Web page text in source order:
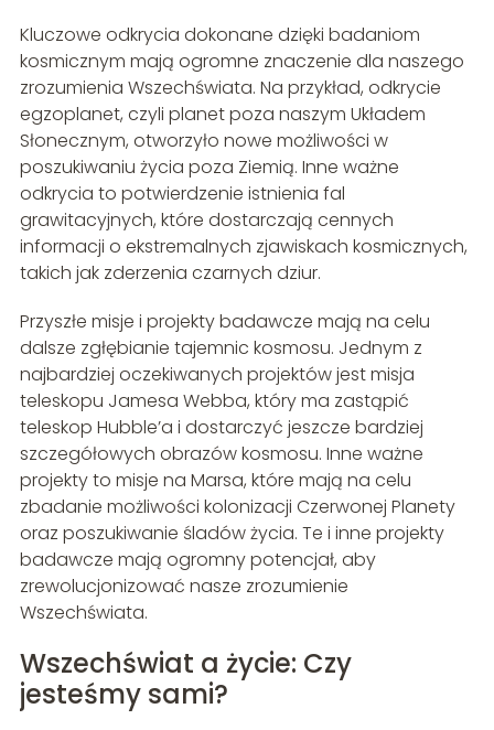
Kluczowe odkrycia dokonane dzięki badaniom
kosmicznym mają ogromne znaczenie dla naszego
zrozumienia Wszechświata. Na przykład, odkrycie
egzoplanet, czyli planet poza naszym Układem
Słonecznym, otworzyło nowe możliwości w
poszukiwaniu życia poza Ziemią. Inne ważne
odkrycia to potwierdzenie istnienia fal
grawitacyjnych, które dostarczają cennych
informacji o ekstremalnych zjawiskach kosmicznych,
takich jak zderzenia czarnych dziur.
Przyszłe misje i projekty badawcze mają na celu
dalsze zgłębianie tajemnic kosmosu. Jednym z
najbardziej oczekiwanych projektów jest misja
teleskopu Jamesa Webba, który ma zastąpić
teleskop Hubble’a i dostarczyć jeszcze bardziej
szczegółowych obrazów kosmosu. Inne ważne
projekty to misje na Marsa, które mają na celu
zbadanie możliwości kolonizacji Czerwonej Planety
oraz poszukiwanie śladów życia. Te i inne projekty
badawcze mają ogromny potencjał, aby
zrewolucjonizować nasze zrozumienie
Wszechświata.
Wszechświat a życie: Czy
jesteśmy sami?